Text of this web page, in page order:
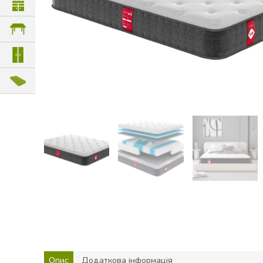
Опис Додаткова інформація